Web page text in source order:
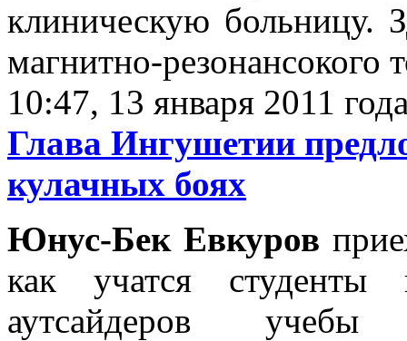
клиническую больницу.
магнитно-резонансокого
10:47, 13 января 2011
Глава Ингушетии
кулачных боях
Юнус-Бек Евкуров
как учатся
аутсайдеров